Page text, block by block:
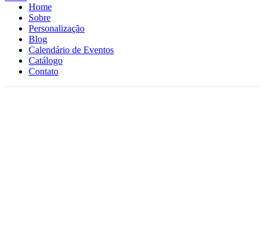
Home
Sobre
Personalização
Blog
Calendário de Eventos
Catálogo
Contato